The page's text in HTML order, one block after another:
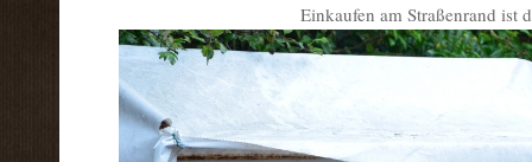
Einkaufen am Straßenrand ist